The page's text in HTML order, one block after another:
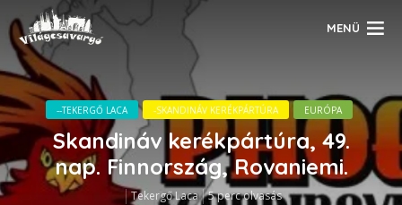
MENÜ
--TEKERGŐ LACA -SKANDINÁV KERÉKPÁRTÚRA EURÓPA
Skandináv kerékpártúra, 49.
nap. Finnország, Rovaniemi.
Tekergő Laca 5 perc olvasás